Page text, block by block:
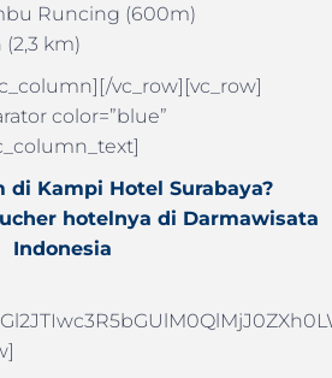
Runcing (600m)
km)
vc_row][vc_row]
color=”blue”
di Kampi Hotel Surabaya?
hotelnya di Darmawisata
Indonesia